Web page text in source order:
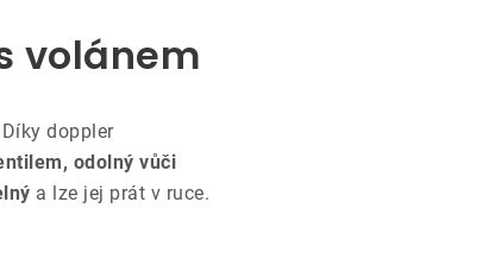
volánem
Díky doppler
odolný vůči
a lze jej prát v ruce.